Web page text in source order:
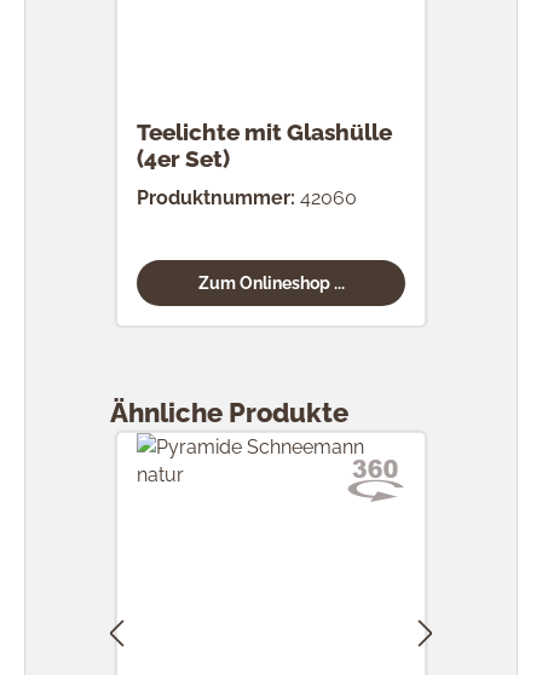
Teelichte mit Glashülle
(4er Set)
Produktnummer: 42060
Zum Onlineshop ...
Ähnliche Produkte